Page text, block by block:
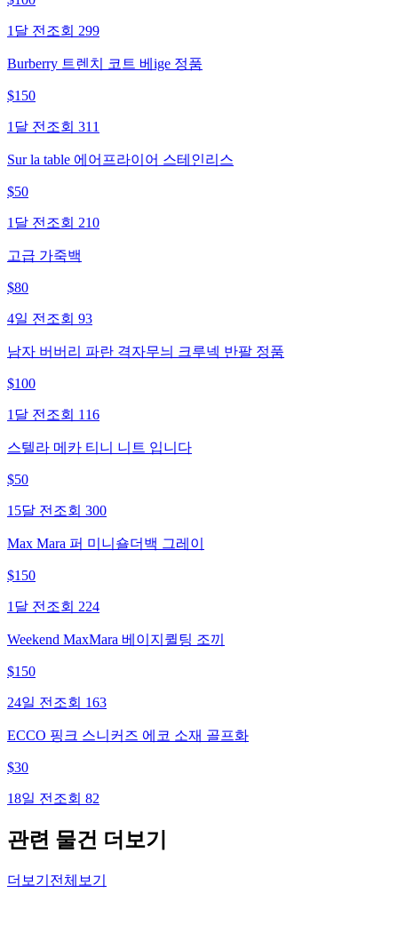
1달 전 조회 299
Burberry 트렌치 코트 베ige 정품
$150
1달 전 조회 311
Sur la table 에어프라이어 스테인리스
$50
1달 전 조회 210
고급 가죽백
$80
4일 전 조회 93
남자 버버리 파란 격자무늬 크루넥 반팔 정품
$100
1달 전 조회 116
스텔라 메카 티니 니트 입니다
$50
15달 전 조회 300
Max Mara 퍼 미니숄더백 그레이
$150
1달 전 조회 224
Weekend MaxMara 베이지퀼팅 조끼
$150
24일 전 조회 163
ECCO 핑크 스니커즈 에코 소재 골프화
$30
18일 전 조회 82
관련 물건 더보기
더보기 전체보기